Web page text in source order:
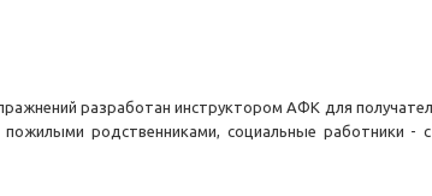
разработан инструктором АФК для
родственниками, социальные работники - с